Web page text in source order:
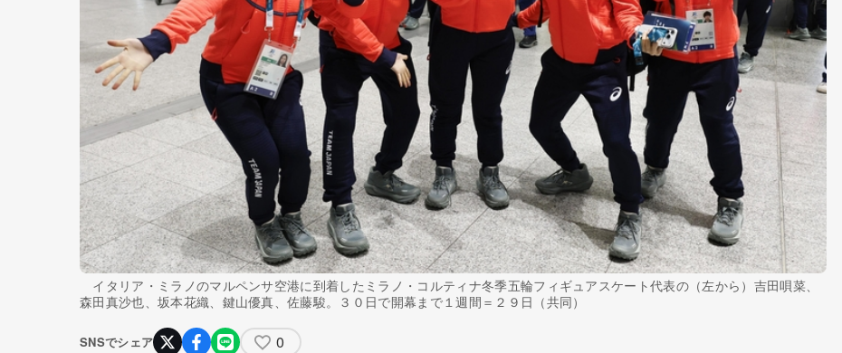
イタリア・ミラノのマルペンサ空港に到着したミラノ・コルティナ冬季五輪フィギュアスケート代表の（左から）吉田唄菜、
森田真沙也、坂本花織、鍵山優真、佐藤駿。３０日で開幕まで１週間＝２９日（共同）
SNSでシェア 0